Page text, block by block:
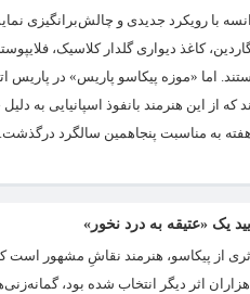
با رویکرد جدیدی و چالش‌برانگیزی
کاغذ دیواری گلدار کلاسیک،
اما «موزه پیکاسو پاریس» در
از این هنرمند بانفوذ اسپانیایی به
هفته به مناسبت پنجاهمین سالگرد
یک «عتیقه‌ به درد نخور»
از پیکاسو، هنرمند نقاشِ مشهور است
اثر دیگر انتخاب شده بود،